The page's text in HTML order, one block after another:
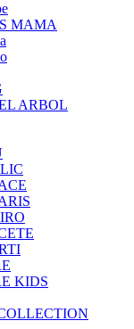
MAMA
ARBOL
KIDS